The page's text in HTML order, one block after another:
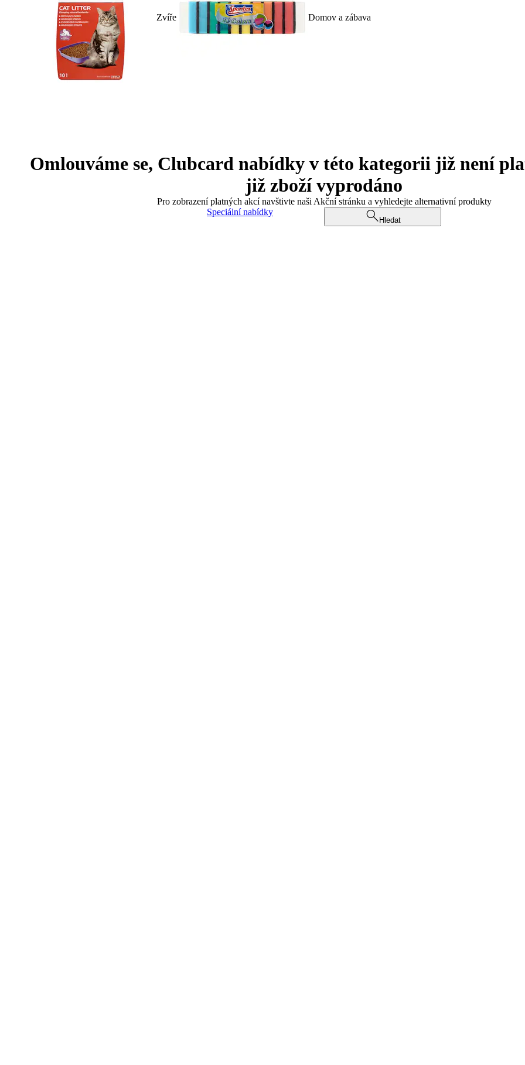
Zvíře Domov a zábava
Omlouváme se, Clubcard nabídky v této kategorii již není
již zboží vyprodáno
Pro zobrazení platných akcí navštivte naši Akční stránku a vyhledejte alternativní produkty
Speciální nabídky
Hledat